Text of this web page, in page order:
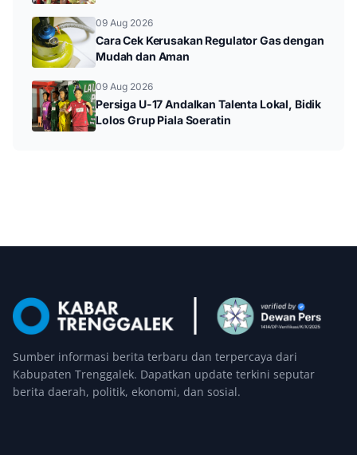
09 Aug 2026
Cara Cek Kerusakan Regulator Gas dengan
Mudah dan Aman
09 Aug 2026
Persiga U-17 Andalkan Talenta Lokal, Bidik
Lolos Grup Piala Soeratin
Sumber informasi berita terbaru dan terpercaya dari
Kabupaten Trenggalek. Dapatkan update terkini seputar
berita daerah, politik, ekonomi, dan sosial.